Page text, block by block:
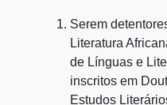
Serem
Literatura
de Línguas e
inscritos em
Estudos